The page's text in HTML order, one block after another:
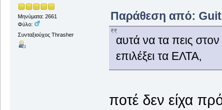
Μηνύματα: 2661
Φύλο:
Συνταξιούχος Thrasher
Παράθεση από:
αυτά να τα πεις
επιλέξει τα ΕΛΤΑ,
ποτέ δεν είχα